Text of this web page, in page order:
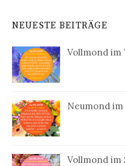
NEUESTE BEITRÄGE
Vollmond im
Neumond im
Vollmond im